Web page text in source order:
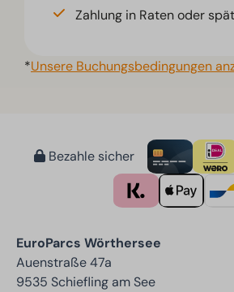
Zahlung in Raten oder
*Unsere Buchungsbedingungen
Bezahle sicher
EuroParcs Wörthersee
Auenstraße 47a
9535 Schiefling am See